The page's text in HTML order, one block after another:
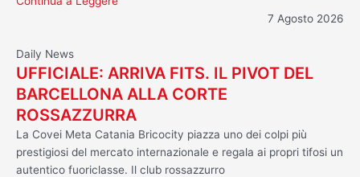
7 Agosto 2026
Daily News
UFFICIALE: ARRIVA FITS. IL PIVOT DEL
BARCELLONA ALLA CORTE
ROSSAZZURRA
La Covei Meta Catania Bricocity piazza uno dei colpi più
prestigiosi del mercato internazionale e regala ai propri tifosi un
autentico fuoriclasse. Il club rossazzurro